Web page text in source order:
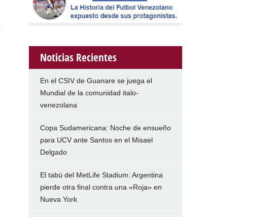
Noticias Recientes
En el CSIV de Guanare se juega el
Mundial de la comunidad italo-
venezolana
Copa Sudamericana: Noche de ensueño
para UCV ante Santos en el Misael
Delgado
El tabú del MetLife Stadium: Argentina
pierde otra final contra una «Roja» en
Nueva York